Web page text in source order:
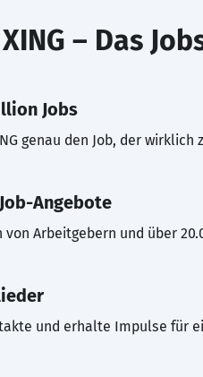
XING – Das
Jobs
genau den Job, der wirklich
Angebote
von Arbeitgebern und über
und erhalte Impulse für